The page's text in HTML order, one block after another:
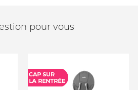
pour vous